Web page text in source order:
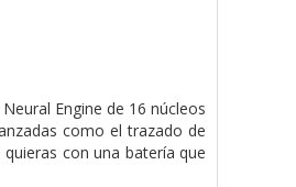
Engine de 16 núcleos
como el trazado de
con una batería que